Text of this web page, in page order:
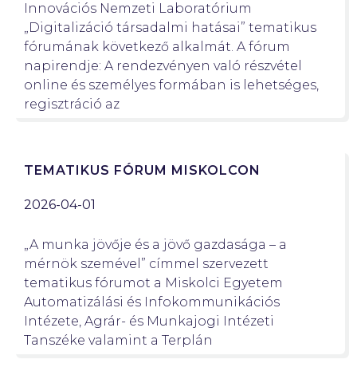
Innovációs Nemzeti Laboratórium
„Digitalizáció társadalmi hatásai” tematikus
fórumának következő alkalmát. A fórum
napirendje: A rendezvényen való részvétel
online és személyes formában is lehetséges,
regisztráció az
TEMATIKUS FÓRUM MISKOLCON
2026-04-01
„A munka jövője és a jövő gazdasága – a
mérnök szemével” címmel szervezett
tematikus fórumot a Miskolci Egyetem
Automatizálási és Infokommunikációs
Intézete, Agrár- és Munkajogi Intézeti
Tanszéke valamint a Terplán